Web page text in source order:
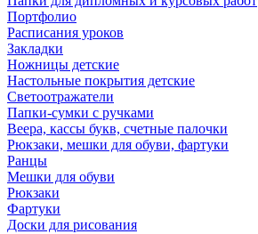
Портфолио
Расписания уроков
Закладки
Ножницы детские
Настольные покрытия детские
Светоотражатели
Папки-сумки с ручками
Веера, кассы букв, счетные палочки
Рюкзаки, мешки для обуви, фартуки
Ранцы
Мешки для обуви
Рюкзаки
Фартуки
Доски для рисования